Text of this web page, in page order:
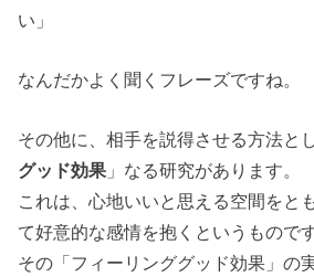
い」
なんだかよく聞くフレーズですね。
その他に、相手を説得させる方法と
グッド効果 」なる研究があります。
これは、心地いいと思える空間をと
て好意的な感情を抱くというものです
その「フィーリンググッド効果」の